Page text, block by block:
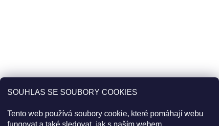
SOUHLAS SE SOUBORY COOKIES
Tento web používá soubory cookie, které pomáhají webu
fungovat a také sledovat, jak s naším webem